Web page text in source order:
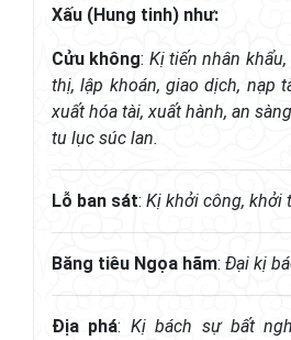
Xấu (Hung tinh) như:
Cửu không: Kị tiến nhân
thị, lập khoán, giao dịch, nạp
xuất hóa tài, xuất hành, an
tu lục súc lan.
Lỗ ban sát: Kị khởi công, khởi
Băng tiêu Ngọa hãm: Đại kị
Địa phá: Kị bách sự bất